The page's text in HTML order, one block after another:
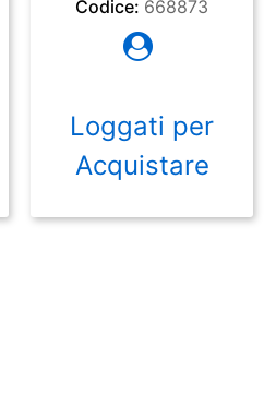
Codice: 668873
Loggati per
Acquistare